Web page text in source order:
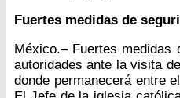
Fuertes medidas de
México.– Fuertes medidas
autoridades ante la visita
donde permanecerá entre